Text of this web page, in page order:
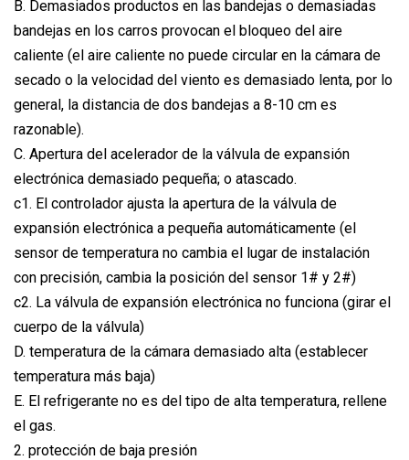
B. Demasiados productos en las bandejas o demasiadas
bandejas en los carros provocan el bloqueo del aire
caliente (el aire caliente no puede circular en la cámara de
secado o la velocidad del viento es demasiado lenta, por lo
general, la distancia de dos bandejas a 8-10 cm es
razonable).
C. Apertura del acelerador de la válvula de expansión
electrónica demasiado pequeña; o atascado.
c1. El controlador ajusta la apertura de la válvula de
expansión electrónica a pequeña automáticamente (el
sensor de temperatura no cambia el lugar de instalación
con precisión, cambia la posición del sensor 1# y 2#)
c2. La válvula de expansión electrónica no funciona (girar el
cuerpo de la válvula)
D. temperatura de la cámara demasiado alta (establecer
temperatura más baja)
E. El refrigerante no es del tipo de alta temperatura, rellene
el gas.
2. protección de baja presión